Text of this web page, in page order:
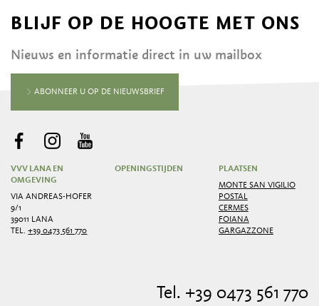
BLIJF OP DE HOOGTE MET ONS
Nieuws en informatie direct in uw mailbox
ABONNEER U OP DE NIEUWSBRIEF
VVV LANA EN
OMGEVING
VIA ANDREAS-HOFER
9/1
39011 LANA
TEL.+39 0473 561 770
OPENINGSTIJDEN
PLAATSEN
MONTE SAN VIGILIO
POSTAL
CERMES
FOIANA
GARGAZZONE
Tel. +39 0473 561 770